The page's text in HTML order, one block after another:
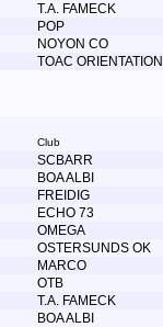
T.A. FAMECK
POP
NOYON CO
TOAC ORIENTATION
Club
SCBARR
BOA ALBI
FREIDIG
ECHO 73
OMEGA
OSTERSUNDS OK
MARCO
OTB
T.A. FAMECK
BOA ALBI